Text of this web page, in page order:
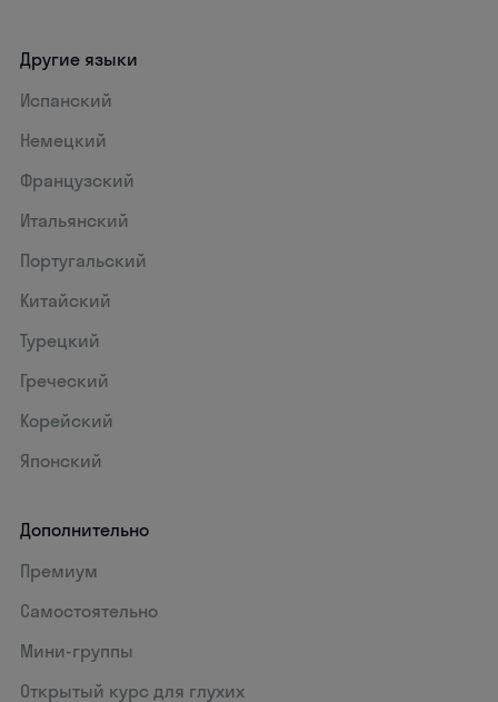
Другие языки
Испанский
Немецкий
Французский
Итальянский
Португальский
Китайский
Турецкий
Греческий
Корейский
Японский
Дополнительно
Премиум
Самостоятельно
Мини-группы
Открытый курс для глухих